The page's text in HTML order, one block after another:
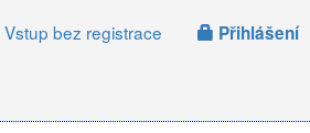
Vstup bez registrace Přihlášení